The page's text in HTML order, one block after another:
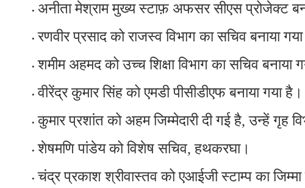
अनीता मेश्राम मुख्य स्टाफ़ अफसर सीएस प्रोजेक्ट
रणवीर प्रसाद को राजस्व विभाग का सचिव बनाया
शमीम अहमद को उच्च शिक्षा विभाग का सचिव बनाया
वीरेंद्र कुमार सिंह को एमडी पीसीडीएफ बनाया गया है।
कुमार प्रशांत को अहम जिम्मेदारी दी गई है, उन्हें गृह
शेषमणि पांडेय को विशेष सचिव, हथकरघा।
चंद्र प्रकाश श्रीवास्तव को एआईजी स्टाम्प का जिम्मा